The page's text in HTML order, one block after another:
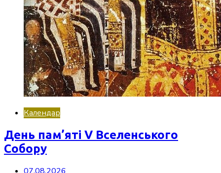
Календар
День пам’яті V Вселенського
Собору